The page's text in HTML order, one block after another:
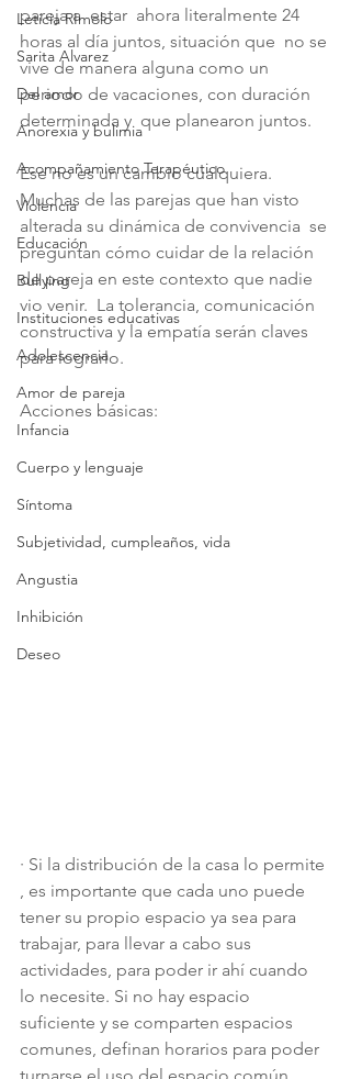
Leticia RImolo
Sarita Alvarez
Del amor
Anorexia y bulimia
Acompañamiento Terapéutico
Violencia
Educación
Bullying
Instituciones educativas
Adolescencia
Amor de pareja
Infancia
Cuerpo y lenguaje
Síntoma
Subjetividad, cumpleaños, vida
Angustia
Inhibición
Deseo
pareja a  estar  ahora literalmente 24
horas al día juntos, situación que  no se
vive de manera alguna como un
periodo de vacaciones, con duración
determinada y  que planearon juntos.
Ese no es un cambio cualquiera.
Muchas de las parejas que han visto
alterada su dinámica de convivencia  se
preguntan cómo cuidar de la relación
de pareja en este contexto que nadie
vio venir.  La tolerancia, comunicación
constructiva y la empatía serán claves
para lograrlo.
Acciones básicas:
· Si la distribución de la casa lo permite
, es importante que cada uno puede
tener su propio espacio ya sea para
trabajar, para llevar a cabo sus
actividades, para poder ir ahí cuando
lo necesite. Si no hay espacio
suficiente y se comparten espacios
comunes, definan horarios para poder
turnarse el uso del espacio común.